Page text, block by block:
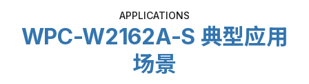
APPLICATIONS
WPC-W2162A-S 典型应用
场景